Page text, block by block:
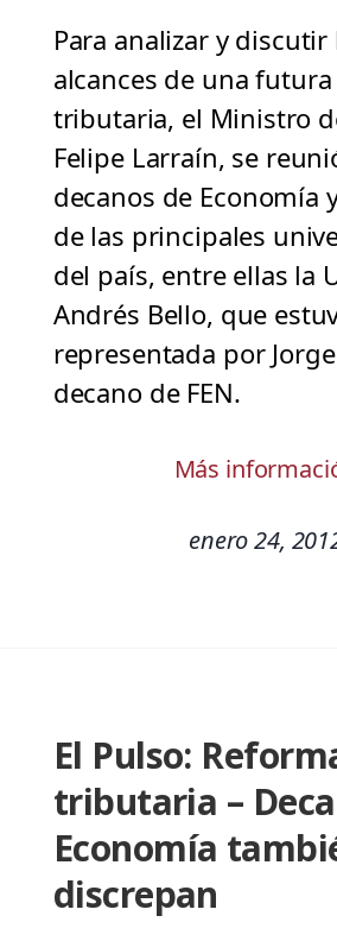
Para analizar y discutir
alcances de una
tributaria, el Ministro
Felipe Larraín, se
decanos de Economía
de las principales
del país, entre ellas la
Andrés Bello, que
representada por
decano de FEN.
Más
enero 24,
El Pulso:
tributaria –
Economía
discrepan